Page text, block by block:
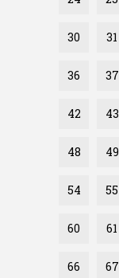
30 31
36 37
42 43
48 49
54 55
60 61
66 67